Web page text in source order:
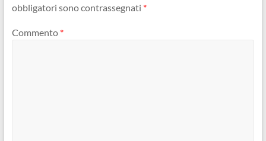
obbligatori sono contrassegnati *
Commento *